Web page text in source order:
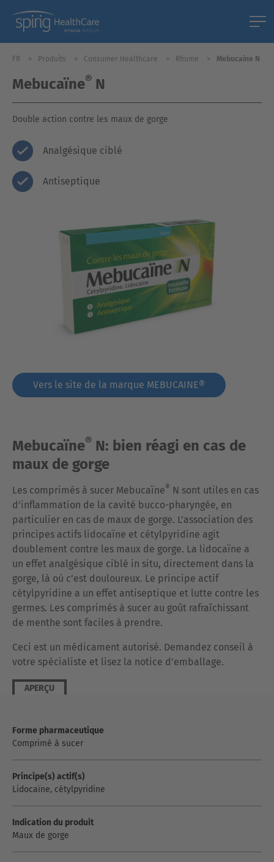
FR Produits Consumer Healthcare Rhume Mebucaine N
Mebucaïne® N
Double action contre les maux de gorge
Analgésique ciblé
Antiseptique
Vers le site de la marque MEBUCAINE®
Mebucaïne® N: bien réagi en cas de
maux de gorge
Les comprimés à sucer Mebucaïne® N sont utiles en cas
d’inflammation de la cavité bucco-pharyngée, en
particulier en cas de maux de gorge. L’association des
principes actifs lidocaïne et cétylpyridine agit
doublement contre les maux de gorge. La lidocaïne a
un effet analgésique ciblé in situ, directement dans la
gorge, là où c’est douloureux. Le principe actif
cétylpyridine a un effet antiseptique et lutte contre les
germes. Les comprimés à sucer au goût rafraîchissant
de menthe sont faciles à prendre.
Ceci est un médicament autorisé. Demandez conseil à
votre spécialiste et lisez la notice d’emballage.
APERÇU
Forme pharmaceutique
Comprimé à sucer
Principe(s) actif(s)
Lidocaïne, cétylpyridine
Indication du produit
Maux de gorge